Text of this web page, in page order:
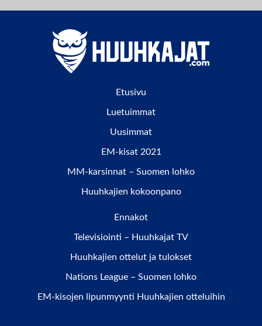
Etusivu
Luetuimmat
Uusimmat
EM-kisat 2021
MM-karsinnat – Suomen lohko
Huuhkajien kokoonpano
Ennakot
Televisiointi – Huuhkajat TV
Huuhkajien ottelut ja tulokset
Nations League – Suomen lohko
EM-kisojen lipunmyynti Huuhkajien otteluihin